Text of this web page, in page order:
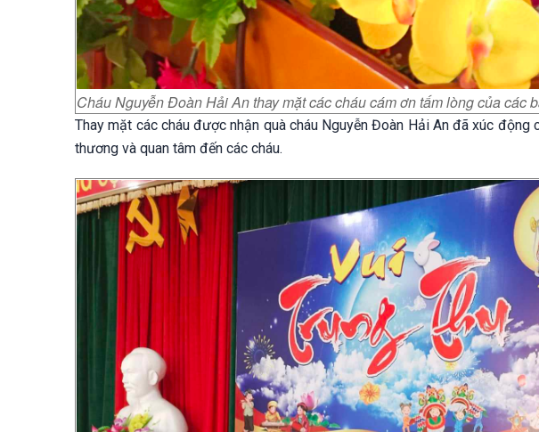
Cháu Nguyễn Đoàn Hải An thay mặt các cháu cám ơn tấm lòng của các
Thay mặt các cháu được nhận quà cháu Nguyễn Đoàn Hải An đã xúc
thương và quan tâm đến các cháu.